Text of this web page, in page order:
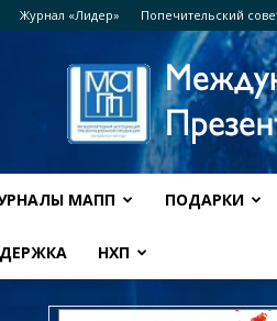
Журнал «Лидер» Попечительский
МАПП ПОДАРКИ
НХП